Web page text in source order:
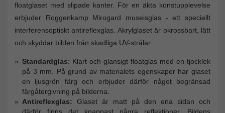
floatglaset med slipade kanter. För en äkta konstupplevelse
erbjuder Roggenkamp Mirogard museisglas - ett speciellt
interferensoptiskt antireflexglas. Akrylglaset är okrossbart, lätt
och skyddar bilden från skadliga UV-strålar.
Standardglas: Klart och glansigt floatglas med en tjocklek
på 3 mm. På grund av materialets egenskaper har glaset
en ljusgrön färg och erbjuder därför något begränsad
färgåtergivning på bilderna.
Antireflexglas: Glaset är matt på den ena sidan och
därför finns det knappast några reflektioner. Bildens